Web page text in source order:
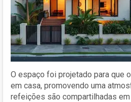
O espaço foi projetado para que
em casa, promovendo uma
refeições são compartilhadas